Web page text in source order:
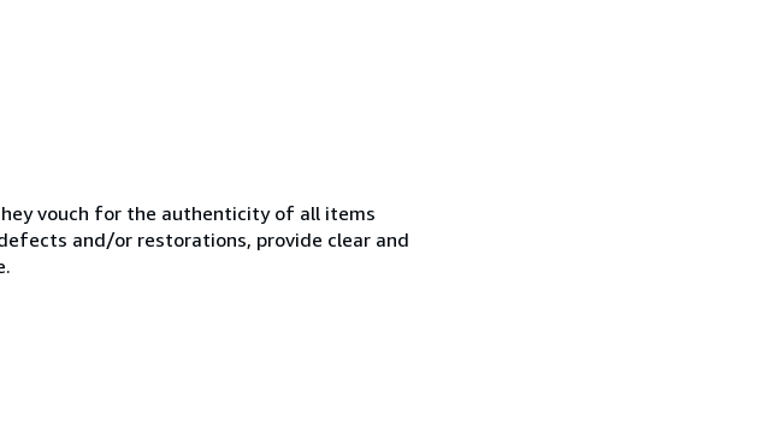
vouch for the authenticity of all items
and/or restorations, provide clear and